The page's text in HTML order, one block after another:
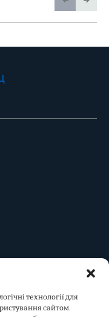
технології для
сайтом.